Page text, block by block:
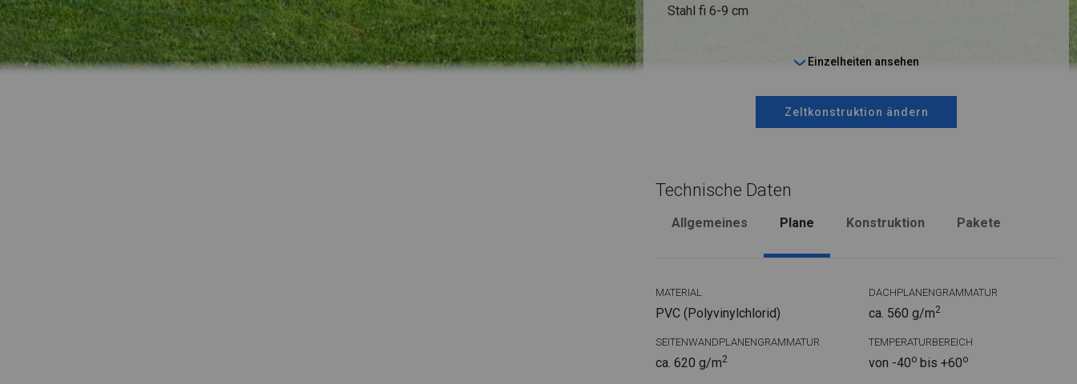
Stahl fi 6-9 cm
Einzelheiten ansehen
Zeltkonstruktion ändern
Technische Daten
Allgemeines Plane Konstruktion Pakete
MATERIAL
PVC (Polyvinylchlorid)
DACHPLANENGRAMMATUR
ca. 560 g/m2
SEITENWANDPLANENGRAMMATUR
ca. 620 g/m2
TEMPERATURBEREICH
von -40obis +60o